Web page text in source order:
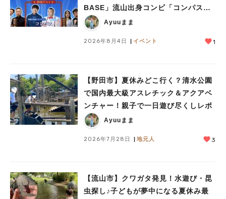
BASE」流山出身コンビ「コンパス」
も登場！8/23（日）
Ayuuまま
2026年8月4日 イベント 1
【野田市】夏休みどこ行く？清水公園
で国内最大級アスレチック＆アクアベ
ンチャー！親子で一日遊び尽くしレポ
Ayuuまま
2026年7月28日 地元人 3
【流山市】クワガタ発見！水遊び・昆
虫探し♪子どもが夢中になる夏休み最